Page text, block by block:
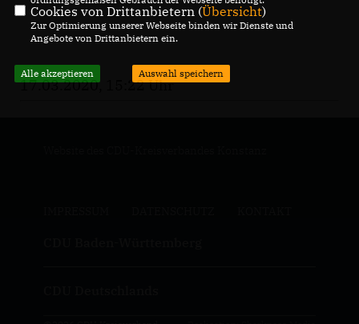
17.03.2020, 15:22 Uhr
Cookies von Drittanbietern (Übersicht)
Zur Optimierung unserer Webseite binden wir Dienste und
Angebote von Drittanbietern ein.
Alle akzeptieren Auswahl speichern